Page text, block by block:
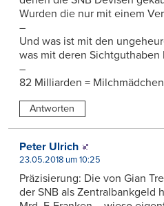
Wurden die nur mit einem
–
Und was ist mit den
was mit deren
–
82 Milliarden =
Antworten
Peter Ulrich
23.05.2018 um 10:25
Präzisierung: Die von Gian
der SNB als Zentralbankgeld